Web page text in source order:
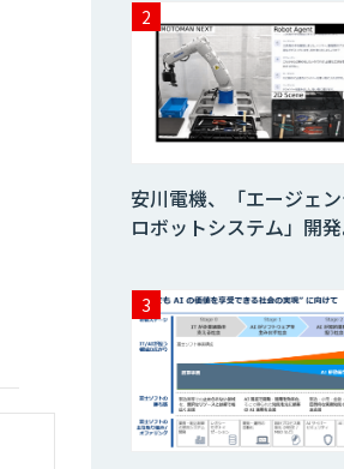
安川電機、「エージェン
ロボットシステム」開